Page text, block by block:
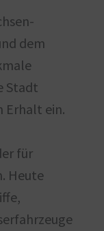
dem
Stadt
Erhalt ein.
für
Heute